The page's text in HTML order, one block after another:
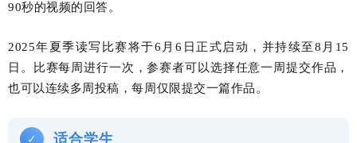
90秒的视频的回答。
2025年夏季读写比赛将于6月6日正式启动，并持续至8月15
日。比赛每周进行一次，参赛者可以选择任意一周提交作品，
也可以连续多周投稿，每周仅限提交一篇作品。
✓ 适合学生